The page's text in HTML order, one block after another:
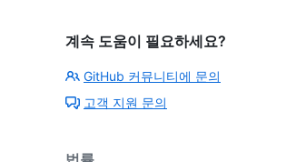
계속 도움이 필요하세요?
GitHub 커뮤니티에 문의
고객 지원 문의